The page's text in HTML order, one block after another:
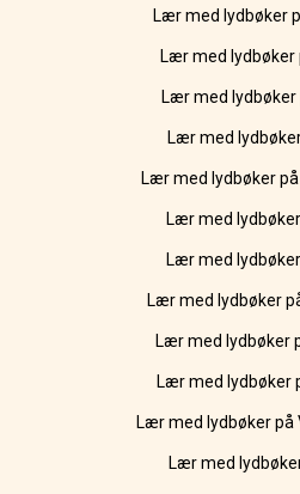
Lær med lydbøker
Lær med lydbøker
Lær med lydbøker
Lær med
Lær med lydbøker
Lær med
Lær med
Lær med lydbøker
Lær med lydbøker
Lær med lydbøker
Lær med lydbøker på
Lær med